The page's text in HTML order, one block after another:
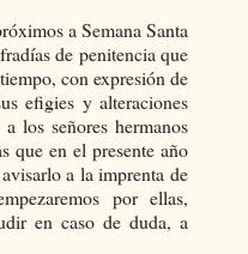
a Semana Santa
de penitencia que
con expresión de
efigies y alteraciones
los señores hermanos
que en el presente año
a la imprenta de
por ellas,
en caso de duda, a